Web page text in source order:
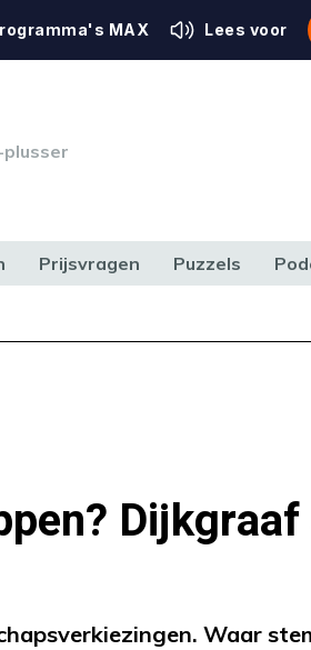
MAX Lees voor
Prijsvragen Puzzels
Waar